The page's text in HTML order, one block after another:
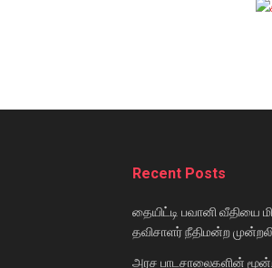
Recent Posts
தையிட்டி பவானி வீதியை
தவிசாளர் நீதிமன்ற
அரச பாடசாலைகளின்